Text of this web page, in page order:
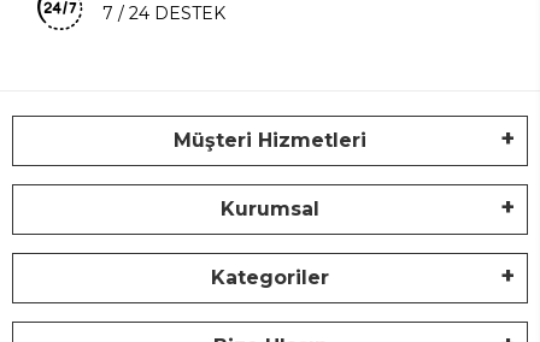
7 / 24 DESTEK
Müşteri Hizmetleri
Kurumsal
Kategoriler